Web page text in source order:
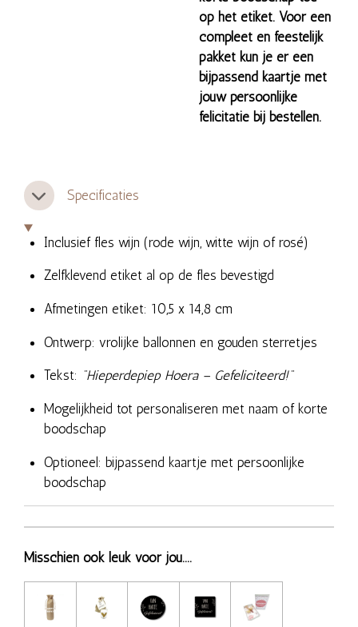
op het etiket. Voor een
compleet en feestelijk
pakket kun je er een
bijpassend kaartje met
jouw persoonlijke
felicitatie bij bestellen.
Specificaties
Inclusief fles wijn (rode wijn, witte wijn of rosé)
Zelfklevend etiket al op de fles bevestigd
Afmetingen etiket: 10,5 x 14,8 cm
Ontwerp: vrolijke ballonnen en gouden sterretjes
Tekst: "Hieperdepiep Hoera – Gefeliciteerd!"
Mogelijkheid tot personaliseren met naam of korte
boodschap
Optioneel: bijpassend kaartje met persoonlijke
boodschap
Misschien ook leuk voor jou....